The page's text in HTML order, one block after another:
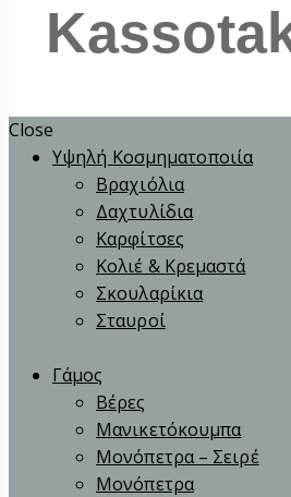
Close
Υψηλή Κοσμηματοποιία
Βραχιόλια
Δαχτυλίδια
Καρφίτσες
Κολιέ & Κρεμαστά
Σκουλαρίκια
Σταυροί
Γάμος
Βέρες
Μανικετόκουμπα
Μονόπετρα – Σειρέ
Μονόπετρα